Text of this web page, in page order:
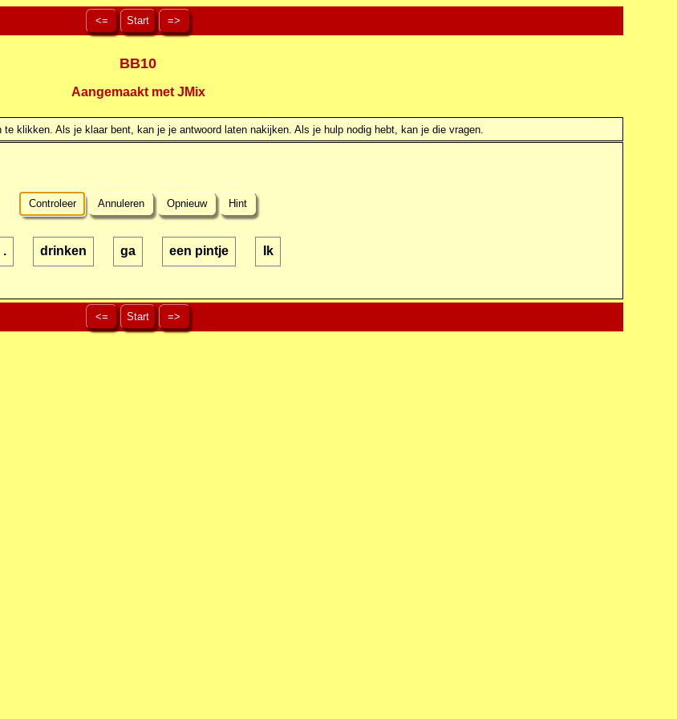
<= Start =>
BB10
Aangemaakt met JMix
klikken. Als je klaar bent, kan je je antwoord laten nakijken. Als je hulp nodig hebt, kan je die vragen.
Controleer Annuleren Opnieuw Hint
. drinken ga een pintje Ik
<= Start =>